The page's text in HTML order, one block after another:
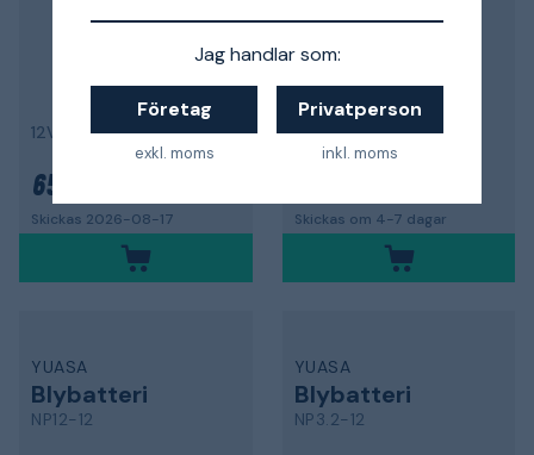
Jag handlar som:
Företag
exkl. moms
Privatperson
inkl. moms
12V, 7 Ah
656 kr
Skickas 2026-08-17
12V, 50 Ah
Skickas om 4-7 dagar
YUASA
Blybatteri
NP12-12
YUASA
Blybatteri
NP3.2-12